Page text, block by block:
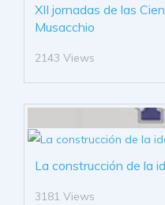
XII jornadas de las
Musacchio
2143 Views
La construcción de la
3181 Views